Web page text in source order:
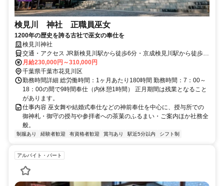
検見川 神社 正職員巫女
1200年の歴史を誇る古社で巫女の奉仕を
検見川神社
交通・アクセス JR新検見川駅から徒歩6分・京成検見川駅から徒歩1
分
月給230,000円～310,000円
千葉県千葉市花見川区
勤務時間詳細 総労働時間：1ヶ月あたり180時間 勤務時間：7：00～
18：00の間で9時間奉仕（内休憩1時間） 正月期間は残業となること
があります。
仕事内容 巫女舞や結婚式奉仕などの神前奉仕を中心に、授与所での
御神札・御守の授与や参拝者への茶菓のふるまい・ご案内ほか社務全
般。
制服あり 経験者歓迎 有資格者歓迎 賞与あり 駅近5分以内 シフト制
アルバイト・パート